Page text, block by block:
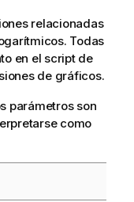
relacionadas
Todas
en el script de
de gráficos.
parámetros son
como